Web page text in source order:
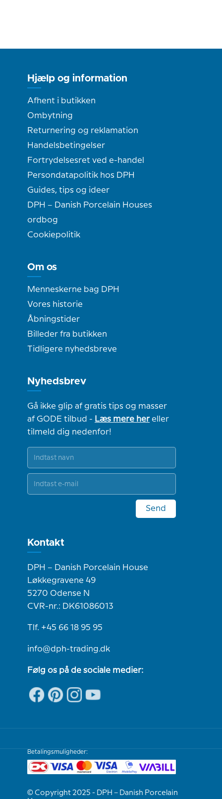
Hjælp og information
Afhent i butikken
Ombytning
Returnering og reklamation
Handelsbetingelser
Fortrydelsesret ved e-handel
Persondatapolitik hos DPH
Guides, tips og ideer
DPH – Danish Porcelain Houses
ordbog
Cookiepolitik
Om os
Menneskerne bag DPH
Vores historie
Åbningstider
Billeder fra butikken
Tidligere nyhedsbreve
Nyhedsbrev
Gå ikke glip af gratis tips og masser
af GODE tilbud - Læs mere hereller
tilmeld dig nedenfor!
Send
Kontakt
DPH – Danish Porcelain House
Løkkegravene 49
5270 Odense N
CVR-nr.: DK61086013
Tlf. +45 66 18 95 95
info@dph-trading.dk
Følg os på de sociale medier:
Betalingsmuligheder:
© Copyright 2025 - DPH – Danish Porcelain